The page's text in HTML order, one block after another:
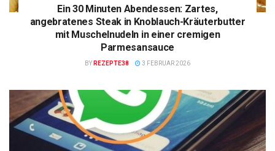
Ein 30 Minuten Abendessen: Zartes,
angebratenes Steak in Knoblauch-Kräuterbutter
mit Muschelnudeln in einer cremigen
Parmesansauce
BY REZEPTE38 3 FEBRUAR 2026